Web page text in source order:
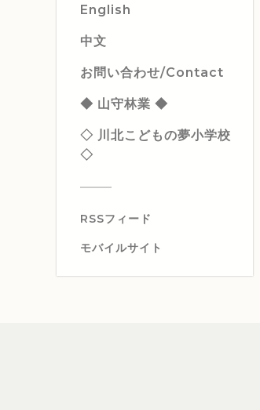
English
中文
お問い合わせ/Contact
◆ 山守林業 ◆
◇ 川北こどもの夢小学校
◇
RSSフィード
モバイルサイト